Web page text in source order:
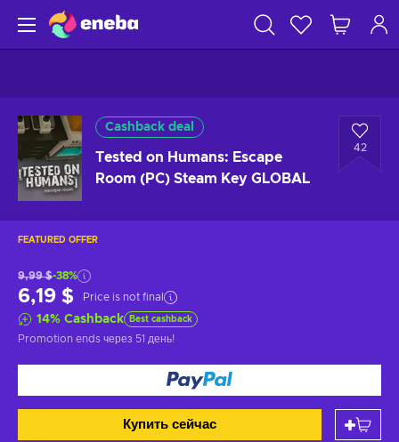
Cashback deal
Tested on Humans: Escape
Room (PC) Steam Key GLOBAL
42
FEATURED OFFER
9,99 $-38%
6,19 $ Price is not final
14% Cashback Best cashback
Promotion ends через 51 день!
Купить сейчас